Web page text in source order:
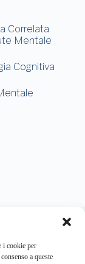
i cookie per
a queste
Correlata
Mentale
Cognitiva